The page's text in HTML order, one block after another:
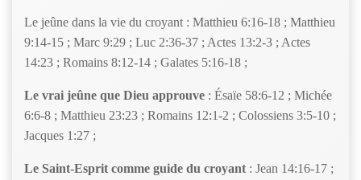
Le jeûne dans la vie du croyant : Matthieu 6:16-18 ; Matthieu
9:14-15 ; Marc 9:29 ; Luc 2:36-37 ; Actes 13:2-3 ; Actes
14:23 ; Romains 8:12-14 ; Galates 5:16-18 ;
Le vrai jeûne que Dieu approuve : Ésaïe 58:6-12 ; Michée
6:6-8 ; Matthieu 23:23 ; Romains 12:1-2 ; Colossiens 3:5-10 ;
Jacques 1:27 ;
Le Saint-Esprit comme guide du croyant : Jean 14:16-17 ;